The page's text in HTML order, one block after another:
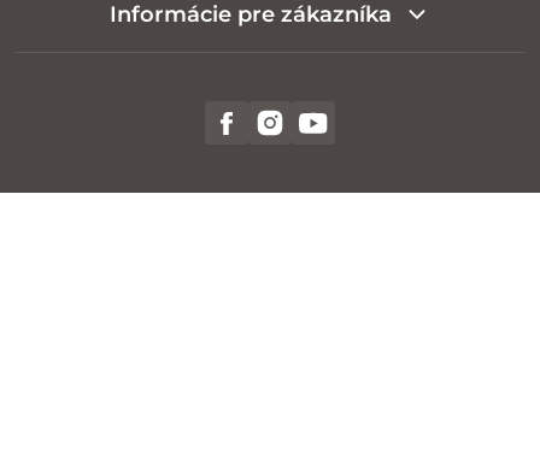
Informácie pre zákazníka